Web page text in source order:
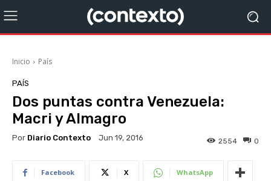
Inicio País
PAÍS
Dos puntas contra Venezuela:
Macri y Almagro
Por Diario Contexto Jun 19, 2016 0
2554
Facebook X WhatsApp